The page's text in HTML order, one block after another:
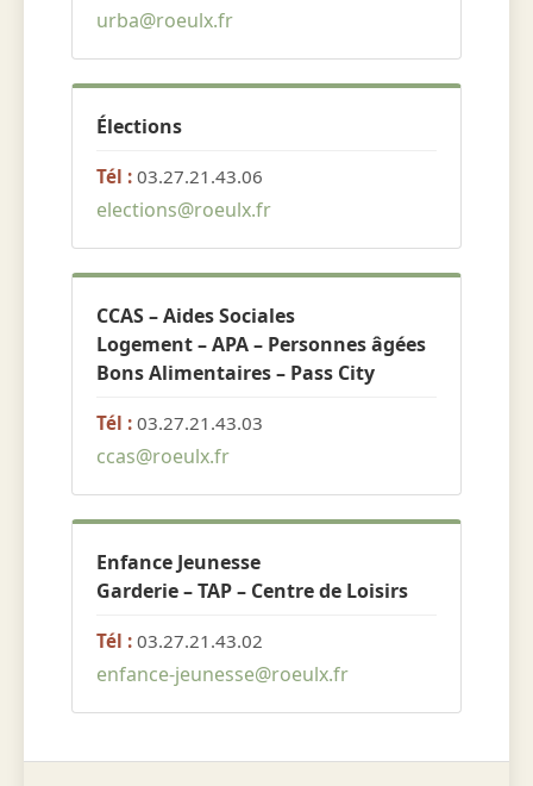
urba@roeulx.fr
Élections
Tél : 03.27.21.43.06
elections@roeulx.fr
CCAS – Aides Sociales
Logement – APA – Personnes âgées
Bons Alimentaires – Pass City
Tél : 03.27.21.43.03
ccas@roeulx.fr
Enfance Jeunesse
Garderie – TAP – Centre de Loisirs
Tél : 03.27.21.43.02
enfance-jeunesse@roeulx.fr